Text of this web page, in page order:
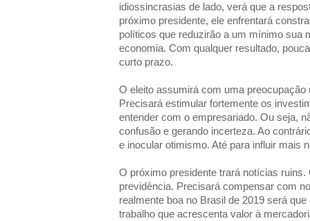
idiossincrasias de lado, verá que a
próximo presidente, ele enfrentará
políticos que reduzirão a um mínimo sua
economia. Com qualquer resultado,
curto prazo.
O eleito assumirá com uma preocupação
Precisará estimular fortemente os
entender com o empresariado. Ou seja,
confusão e gerando incerteza. Ao
e inocular otimismo. Até para influir mais
O próximo presidente trará notícias
previdência. Precisará compensar com
realmente boa no Brasil de 2019 será
trabalho que acrescenta valor à